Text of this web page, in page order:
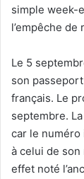
simple week-
l’empêche de
Le 5
son
français. Le
septembre.
car le
à celui de
effet noté